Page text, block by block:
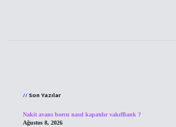
Son Yazılar
Nakit avans borcu nasıl kapatılır vakıfBank ?
Ağustos 8, 2026